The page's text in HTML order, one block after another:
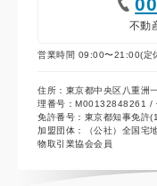
不動
営業時間 09:00〜21:00(定
住所：東京都中央区八重洲
理番号：M00132848261 /
免許番号：東京都知事免許
加盟団体：（公社）全国宅
物取引業協会会員